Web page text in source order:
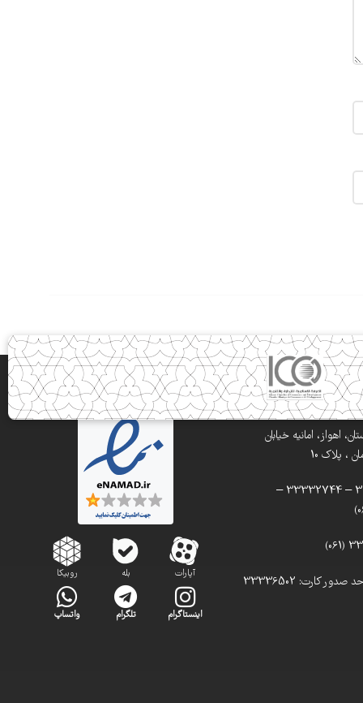
اهواز، امانیه خیابان
، پلاک 10
تلفن: 33332900 – 33332744 –
تلفن مستقیم واحد صدور کارت: 33336502 آپارات بله روبیکا
اینستاگرام تلگرام واتساپ